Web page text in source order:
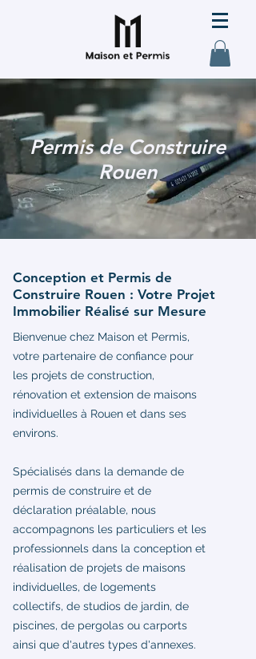
Permis de Construire
Rouen
Conception et Permis de
Construire Rouen : Votre Projet
Immobilier Réalisé sur Mesure
Bienvenue chez Maison et Permis,
votre partenaire de confiance pour
les projets de construction,
rénovation et extension de maisons
individuelles à Rouen et dans ses
environs.
Spécialisés dans la demande de
permis de construire et de
déclaration préalable, nous
accompagnons les particuliers et les
professionnels dans la conception et
réalisation de projets de maisons
individuelles, de logements
collectifs, de studios de jardin, de
piscines, de pergolas ou carports
ainsi que d'autres types d'annexes.